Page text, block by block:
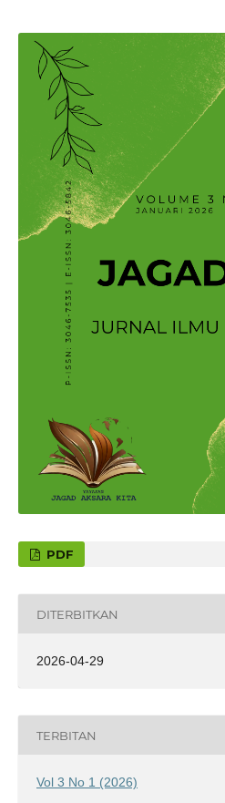
PDF
DITERBITKAN
2026-04-29
TERBITAN
Vol 3 No 1 (2026)